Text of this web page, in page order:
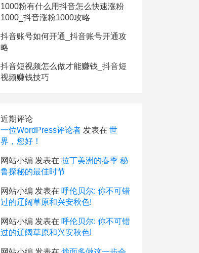
1000粉有什么用抖音怎么快速涨粉
1000_抖音涨粉1000攻略
抖音账号如何开通_抖音账号开通攻
略
抖音短视频怎么做才能赚钱_抖音短
视频赚钱技巧
近期评论
一位WordPress评论者 发表在 世
界，您好！
网站小编 发表在 拉丁美洲的春季 秘
鲁探秘的最佳时节
网站小编 发表在 呼伦贝尔: 你不可错
过的辽阔草原和兴安秋色!
网站小编 发表在 呼伦贝尔: 你不可错
过的辽阔草原和兴安秋色!